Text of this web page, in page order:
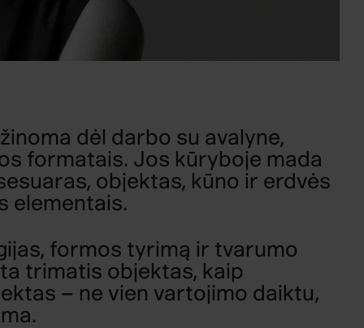
dėl darbo su avalyne,
formatais. Jos kūryboje mada
objektas, kūno ir erdvės
elementais.
formos tyrimą ir tvarumo
trimatis objektas, kaip
– ne vien vartojimo daiktu,